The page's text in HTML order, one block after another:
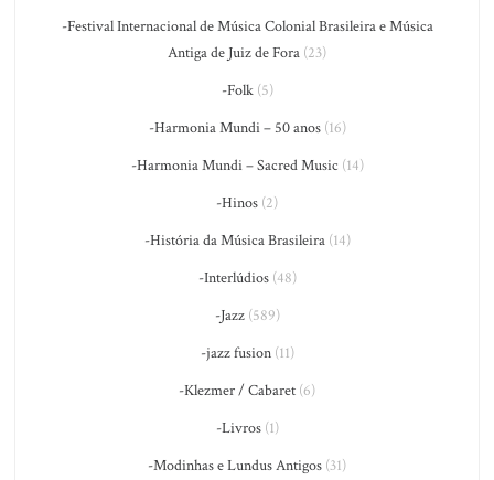
-Festival Internacional de Música Colonial Brasileira e Música
Antiga de Juiz de Fora (23)
-Folk(5)
-Harmonia Mundi – 50 anos(16)
-Harmonia Mundi – Sacred Music (14)
-Hinos (2)
-História da Música Brasileira(14)
-Interlúdios(48)
-Jazz(589)
-jazz fusion(11)
-Klezmer / Cabaret (6)
-Livros(1)
-Modinhas e Lundus Antigos (31)